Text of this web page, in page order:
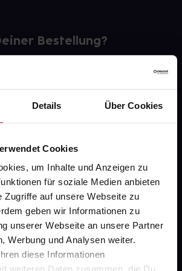
Details Über Cookies
Cookies
um Inhalte und Anzeigen zu
für soziale Medien anbieten
Zugriffe auf unsere Webseite zu
geben wir Informationen zu
unserer Webseite an unsere Partner
Werbung und Analysen weiter.
diese Informationen
Bestellung?